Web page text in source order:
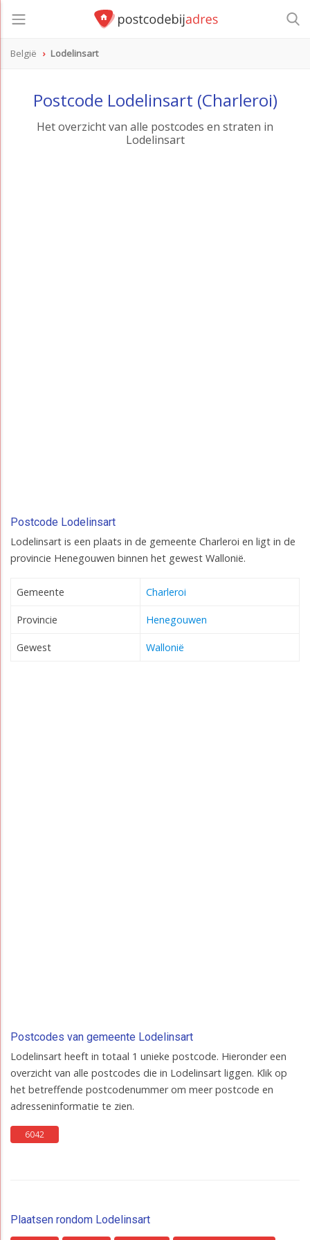
België Lodelinsart
Postcode Lodelinsart (Charleroi)
Het overzicht van alle postcodes en straten in
Lodelinsart
Postcode Lodelinsart
Lodelinsart is een plaats in de gemeente Charleroi en ligt in de
provincie Henegouwen binnen het gewest Wallonië.
Gemeente Charleroi
Provincie Henegouwen
Gewest Wallonië
Postcodes van gemeente Lodelinsart
Lodelinsart heeft in totaal 1 unieke postcode. Hieronder een
overzicht van alle postcodes die in Lodelinsart liggen. Klik op
het betreffende postcodenummer om meer postcode en
adresseninformatie te zien.
6042
Plaatsen rondom Lodelinsart